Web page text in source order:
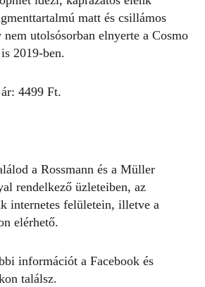
matt és csillámos
utolsósorban elnyerte a Cosmo
2019-ben.
4499 Ft.
a Rossmann és a Müller
rendelkező üzleteiben, az
internetes felületein, illetve a
elérhető.
információt a Facebook és
találsz.